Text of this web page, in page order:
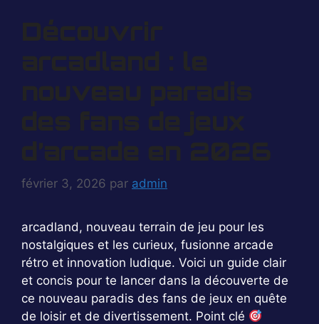
Découvrir
arcadland : le
nouveau paradis
des fans de jeux
d’arcade en 2026
février 3, 2026 par admin
arcadland, nouveau terrain de jeu pour les
nostalgiques et les curieux, fusionne arcade
rétro et innovation ludique. Voici un guide clair
et concis pour te lancer dans la découverte de
ce nouveau paradis des fans de jeux en quête
de loisir et de divertissement. Point clé